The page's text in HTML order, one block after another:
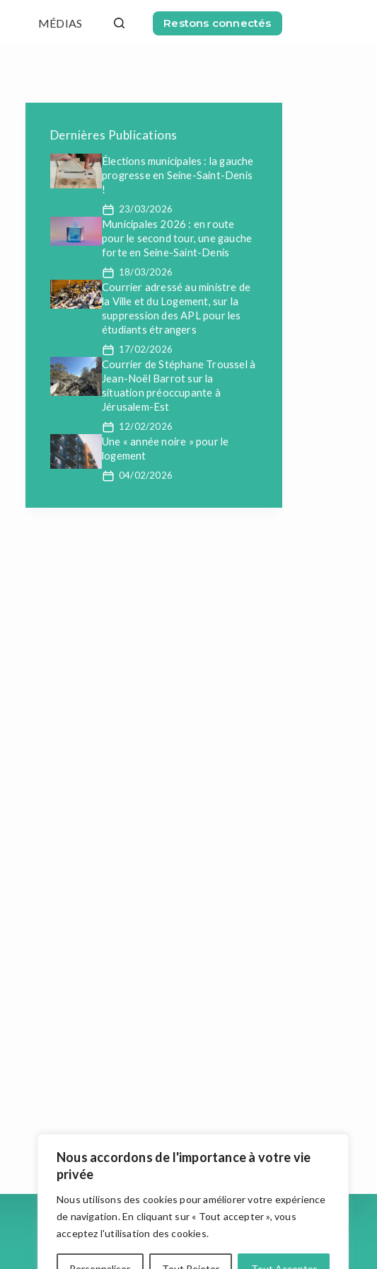
Nous accordons de l'importance à votre vie
privée
Nous utilisons des cookies pour améliorer votre expérience
de navigation. En cliquant sur « Tout accepter », vous
acceptez l'utilisation des cookies.
MÉDIAS Restons connectés
Dernières Publications
Élections municipales : la gauche
progresse en Seine-Saint-Denis
!
23/03/2026
Municipales 2026 : en route
pour le second tour, une gauche
forte en Seine-Saint-Denis
18/03/2026
Courrier adressé au ministre de
la Ville et du Logement, sur la
suppression des APL pour les
étudiants étrangers
17/02/2026
Courrier de Stéphane Troussel à
Jean-Noël Barrot sur la
situation préoccupante à
Jérusalem-Est
12/02/2026
Une « année noire » pour le
logement
04/02/2026
Accueil
Actualités